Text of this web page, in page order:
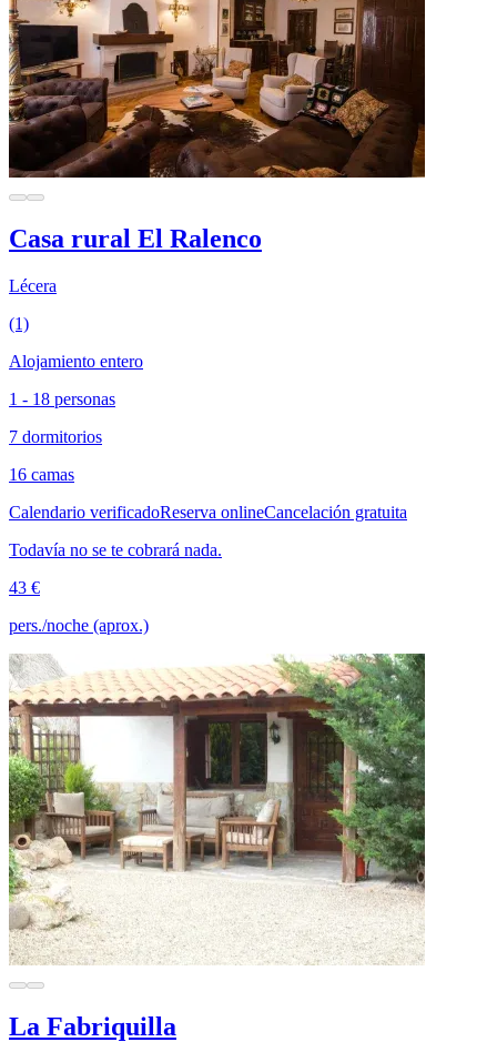
Casa rural El Ralenco
Lécera
(1)
Alojamiento entero
1 - 18 personas
7 dormitorios
16 camas
Calendario verificadoReserva onlineCancelación gratuita
Todavía no se te cobrará nada.
43 €
pers./noche (aprox.)
La Fabriquilla